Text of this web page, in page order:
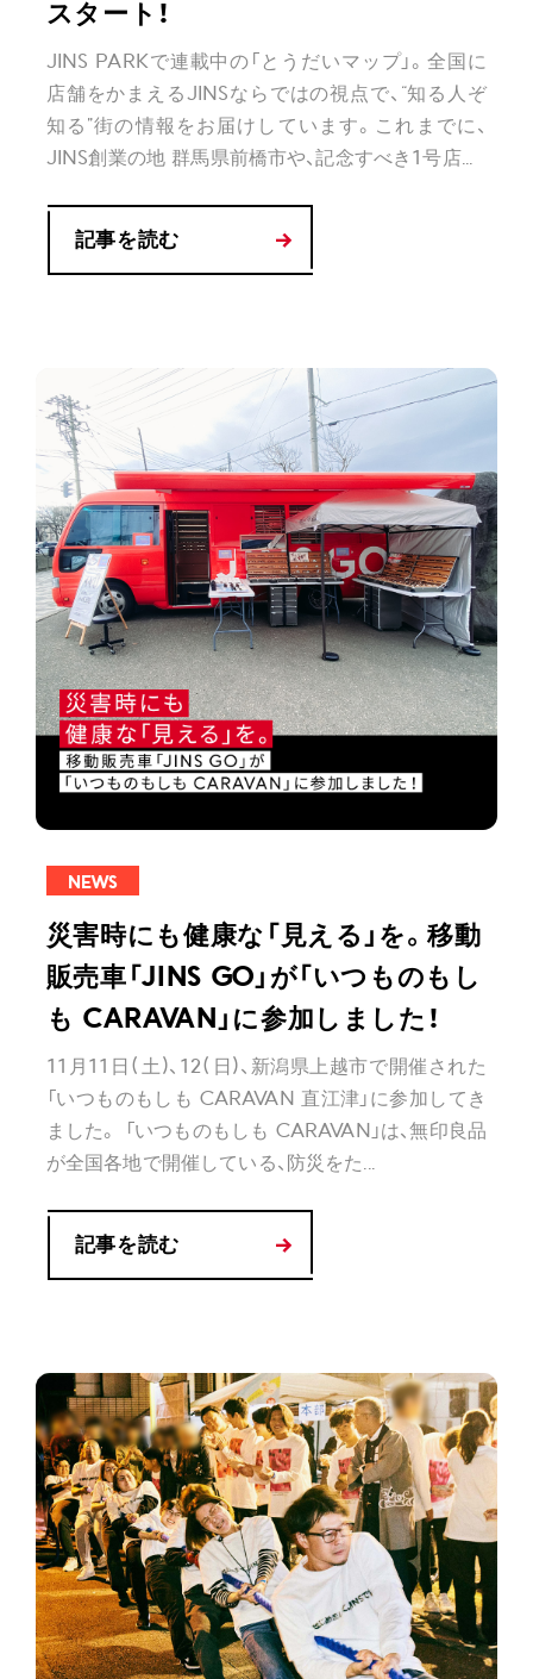
スタート！
JINS PARKで連載中の「とうだいマップ」。全国に
店舗をかまえるJINSならではの視点で、“知る人ぞ
知る”街の情報をお届けしています。これまでに、
JINS創業の地 群馬県前橋市や、記念すべき1号店...
記事を読む
NEWS
災害時にも健康な「見える」を。移動
販売車「JINS GO」が「いつものもし
も CARAVAN」に参加しました！
11月11日(土)、12(日)、新潟県上越市で開催された
「いつものもしも CARAVAN 直江津」に参加してき
ました。 「いつものもしも CARAVAN」は、無印良品
が全国各地で開催している、防災をた...
記事を読む